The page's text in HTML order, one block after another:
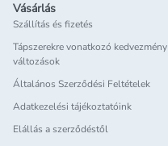
Vásárlás
Szállítás és fizetés
Tápszerekre vonatkozó kedvezmény
változások
Általános Szerződési Feltételek
Adatkezelési tájékoztatóink
Elállás a szerződéstől